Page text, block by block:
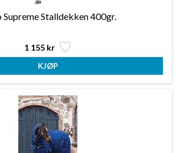
Supreme Stalldekken 400gr.
1 155 kr